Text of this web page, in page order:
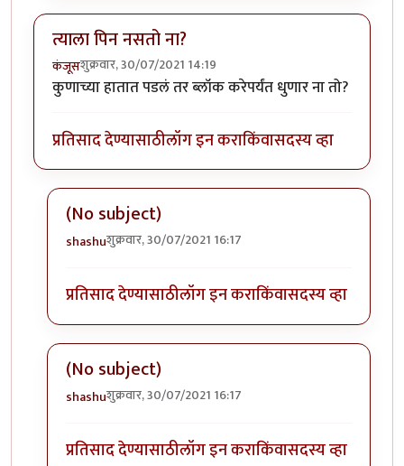
त्याला पिन नसतो ना?
कंजूसशुक्रवार, 30/07/2021 14:19
कुणाच्या हातात पडलं तर ब्लॉक करेपर्यंत धुणार ना तो?
प्रतिसाद देण्यासाठीलॉग इन कराकिंवासदस्य व्हा
(No subject)
shashuशुक्रवार, 30/07/2021 16:17
प्रतिसाद देण्यासाठीलॉग इन कराकिंवासदस्य व्हा
(No subject)
shashuशुक्रवार, 30/07/2021 16:17
प्रतिसाद देण्यासाठीलॉग इन कराकिंवासदस्य व्हा